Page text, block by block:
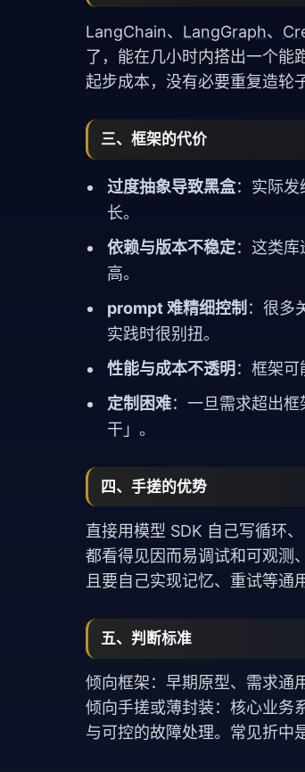
LangChain、 LangGraph、
了，能在几小时内搭出一个能
起步成本，没有必要重复造轮子
三、框架的代价
过度抽象导致黑盒：实际发
长。
依赖与版本不稳定：这类
高。
prompt 难精细控制 ：很多
实践时很别扭。
性能与成本不透明 ：框架
定制困难：一旦需求超出
干」。
四、手搓的优势
直接用模型 SDK 自己写循环
都看得见因而易调试和可观测
且要自己实现记忆、重试等通
五、判断标准
倾向框架：早期原型、需求通
倾向手搓或薄封装：核心业务
与可控的故障处理。常见折中